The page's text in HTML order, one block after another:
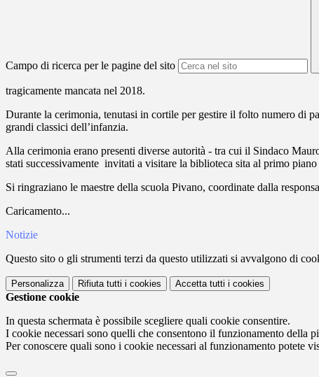
Campo di ricerca per le pagine del sito
tragicamente mancata nel 2018.
Durante la cerimonia, tenutasi in cortile per gestire il folto numero di
grandi classici dell’infanzia.
Alla cerimonia erano presenti diverse autorità - tra cui il Sindaco
stati successivamente invitati a visitare la biblioteca sita al primo
Si ringraziano le maestre della scuola Pivano, coordinate dalla
Caricamento...
Notizie
Questo sito o gli strumenti terzi da questo utilizzati si avvalgono di
Personalizza Rifiuta tutti i cookies Accetta tutti i cookies
Gestione cookie
In questa schermata è possibile scegliere quali cookie consentire.
I cookie necessari sono quelli che consentono il funzionamento della
Per conoscere quali sono i cookie necessari al funzionamento potete